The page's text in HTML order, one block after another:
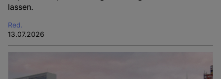
lassen.
Red.
13.07.2026